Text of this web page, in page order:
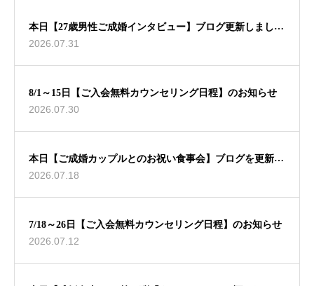
本日【27歳男性ご成婚インタビュー】ブログ更新しました
🖊
2026.07.31
8/1～15日【ご入会無料カウンセリング日程】のお知らせ
2026.07.30
本日【ご成婚カップルとのお祝い食事会】ブログを更新し
ました🖊
2026.07.18
7/18～26日【ご入会無料カウンセリング日程】のお知らせ
2026.07.12